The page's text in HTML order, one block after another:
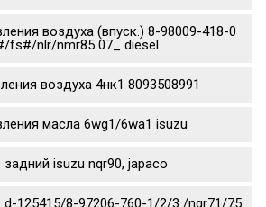
воздуха (впуск.) 8-98009-418-0
nlr/nmr85 07_ diesel
воздуха 4нк1 8093508991
масла 6wg1/6wa1 isuzu
isuzu nqr90, japaco
d-125415/8-97206-760-1/2/3 /nqr71/75